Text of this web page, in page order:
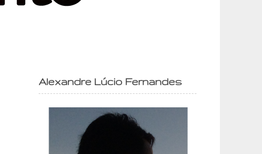
Alexandre Lúcio Fernandes